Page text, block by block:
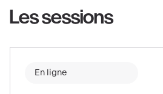
Les sessions
En ligne